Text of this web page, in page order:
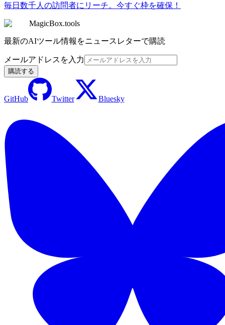
毎日数千人の訪問者にリーチ。今すぐ枠を確保！
MagicBox.tools
最新のAIツール情報をニュースレターで購読
メールアドレスを入力
購読する
GitHub Twitter Bluesky